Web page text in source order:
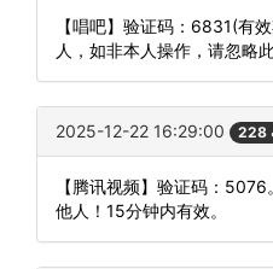
【唱吧】验证码：6831(有
人，如非本人操作，请忽略此
2025-12-22 16:29:00
【腾讯视频】验证码：
他人！15分钟内有效。